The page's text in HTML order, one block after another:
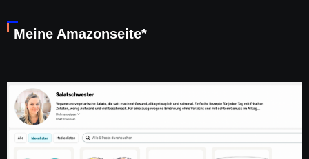
Meine Amazonseite*